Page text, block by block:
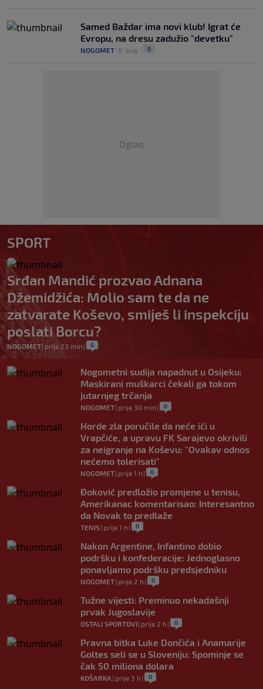
Samed Baždar ima novi klub! Igrat će
Evropu, na dresu zadužio "devetku"
NOGOMET 6. aug. 0
Oglas
SPORT
Srđan Mandić prozvao Adnana
Džemidžića: Molio sam te da ne
zatvarate Koševo, smiješ li inspekciju
poslati Borcu?
NOGOMET| prije 23 min | 0
Nogometni sudija napadnut u Osijeku:
Maskirani muškarci čekali ga tokom
jutarnjeg trčanja
NOGOMET| prije 30 min | 0
Horde zla poručile da neće ići u
Vrapčiće, a upravu FK Sarajevo okrivili
za neigranje na Koševu: "Ovakav odnos
nećemo tolerisati"
NOGOMET| prije 1 h | 0
Đoković predložio promjene u tenisu,
Amerikanac komentarisao: Interesantno
da Novak to predlaže
TENIS| prije 1 h | 0
Nakon Argentine, Infantino dobio
podršku i konfederacije: Jednoglasno
ponavljamo podršku predsjedniku
NOGOMET| prije 2 h | 0
Tužne vijesti: Preminuo nekadašnji
prvak Jugoslavije
OSTALI SPORTOVI| prije 2 h | 0
Pravna bitka Luke Dončića i Anamarije
Goltes seli se u Sloveniju: Spominje se
čak 50 miliona dolara
KOŠARKA | prije 3 h | 0